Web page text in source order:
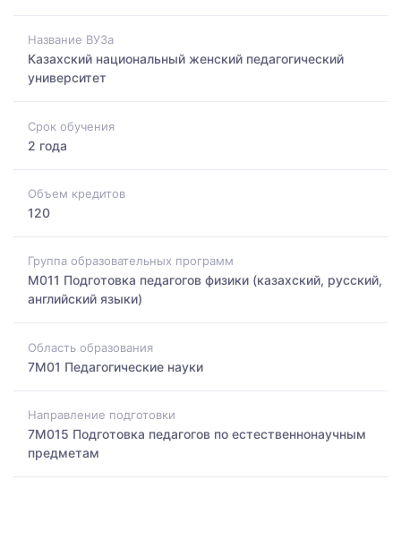
Название ВУЗа
Казахский национальный женский педагогический
университет
Срок обучения
2 года
Объем кредитов
120
Группа образовательных программ
M011 Подготовка педагогов физики (казахский, русский,
английский языки)
Область образования
7M01 Педагогические науки
Направление подготовки
7M015 Подготовка педагогов по естественнонаучным
предметам